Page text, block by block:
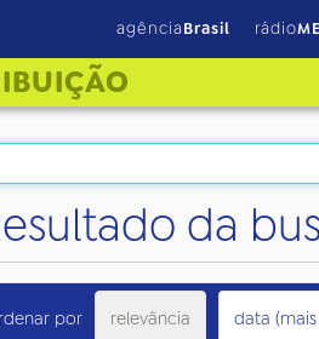
agênciaBrasil rádio
da
por relevância data